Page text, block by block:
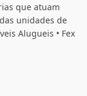
que atuam
unidades de
Alugueis • Fex